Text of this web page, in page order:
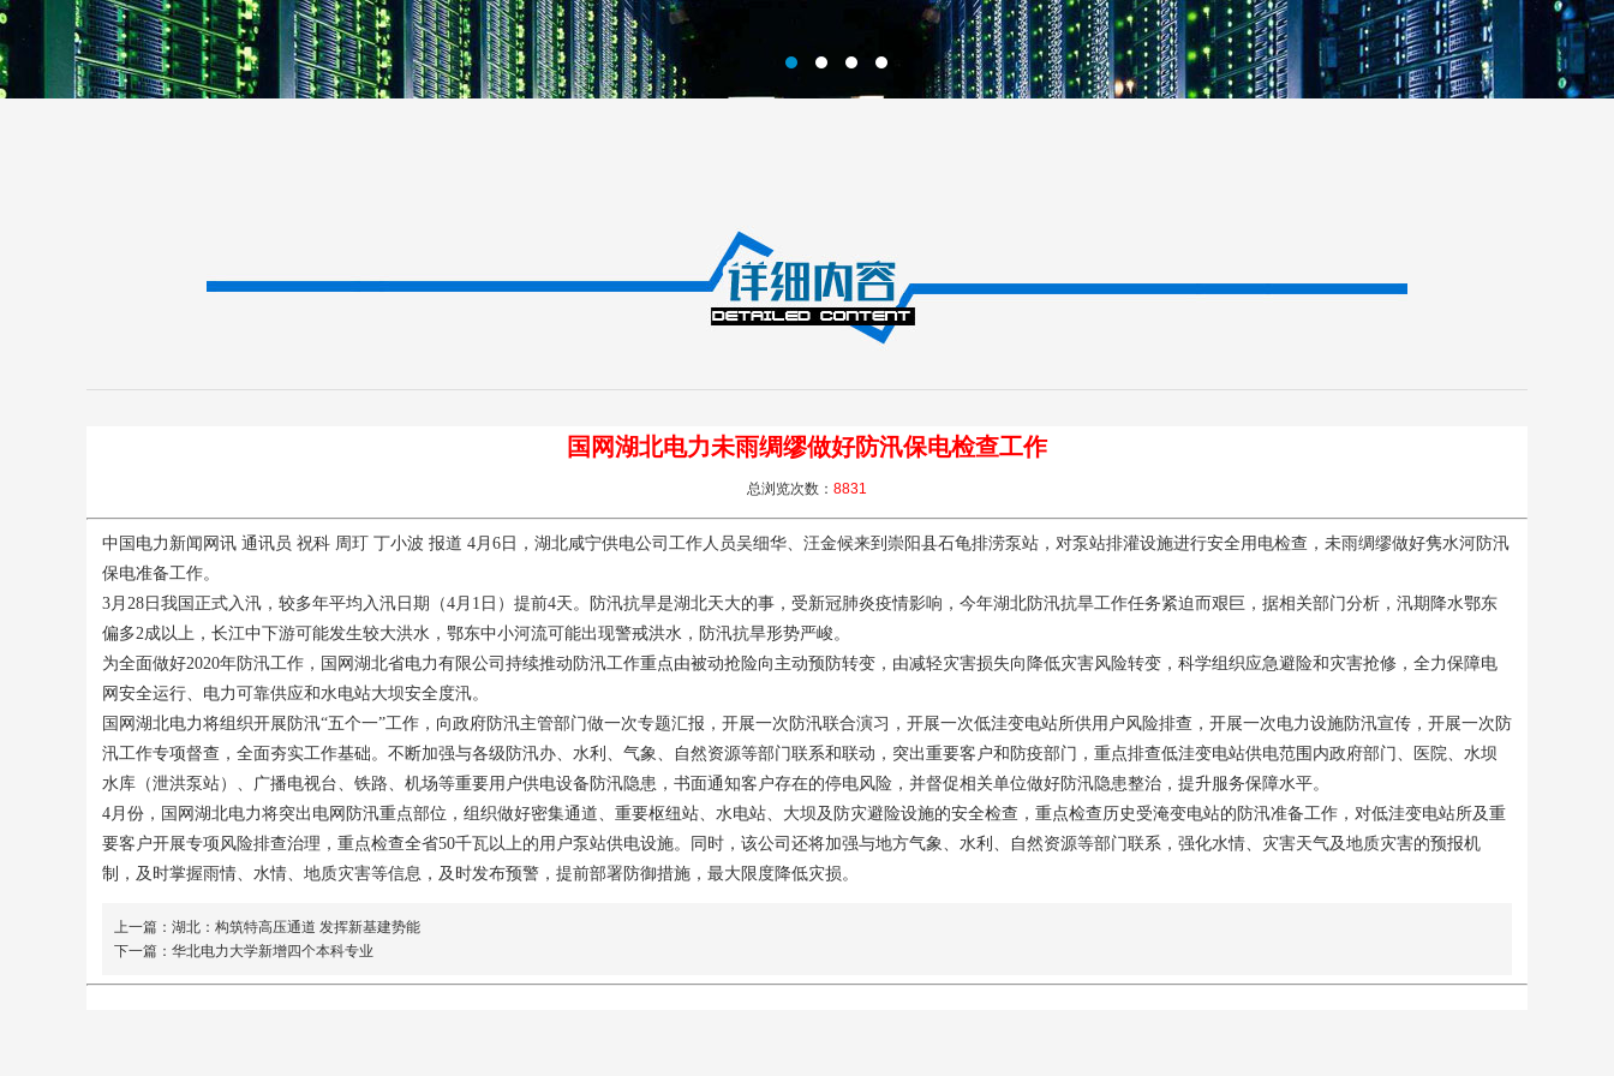
国网湖北电力未雨绸缪做好防汛保电检查工作
总浏览次数： 8831
中国电力新闻网讯 通讯员 祝科 周玎 丁小波 报道 4月6日，湖北咸宁供电公司工作人员吴细华、汪金候来到崇阳县石龟排涝泵站，对泵站排灌设施进行安全用电检查，未雨绸缪做好隽水河防汛
保电准备工作。
3月28日我国正式入汛，较多年平均入汛日期（4月1日）提前4天。防汛抗旱是湖北天大的事，受新冠肺炎疫情影响，今年湖北防汛抗旱工作任务紧迫而艰巨，据相关部门分析，汛期降水鄂东
偏多2成以上，长江中下游可能发生较大洪水，鄂东中小河流可能出现警戒洪水，防汛抗旱形势严峻。
为全面做好2020年防汛工作，国网湖北省电力有限公司持续推动防汛工作重点由被动抢险向主动预防转变，由减轻灾害损失向降低灾害风险转变，科学组织应急避险和灾害抢修，全力保障电
网安全运行、电力可靠供应和水电站大坝安全度汛。
国网湖北电力将组织开展防汛“五个一”工作，向政府防汛主管部门做一次专题汇报，开展一次防汛联合演习，开展一次低洼变电站所供用户风险排查，开展一次电力设施防汛宣传，开展一次防
汛工作专项督查，全面夯实工作基础。不断加强与各级防汛办、水利、气象、自然资源等部门联系和联动，突出重要客户和防疫部门，重点排查低洼变电站供电范围内政府部门、医院、水坝
水库（泄洪泵站）、广播电视台、铁路、机场等重要用户供电设备防汛隐患，书面通知客户存在的停电风险，并督促相关单位做好防汛隐患整治，提升服务保障水平。
4月份，国网湖北电力将突出电网防汛重点部位，组织做好密集通道、重要枢纽站、水电站、大坝及防灾避险设施的安全检查，重点检查历史受淹变电站的防汛准备工作，对低洼变电站所及重
要客户开展专项风险排查治理，重点检查全省50千瓦以上的用户泵站供电设施。同时，该公司还将加强与地方气象、水利、自然资源等部门联系，强化水情、灾害天气及地质灾害的预报机
制，及时掌握雨情、水情、地质灾害等信息，及时发布预警，提前部署防御措施，最大限度降低灾损。
上一篇：湖北：构筑特高压通道 发挥新基建势能
下一篇：华北电力大学新增四个本科专业